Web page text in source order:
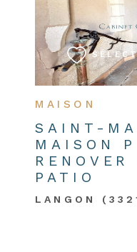
MAISON
SAINT-
MAISON
PATIO
LANGON